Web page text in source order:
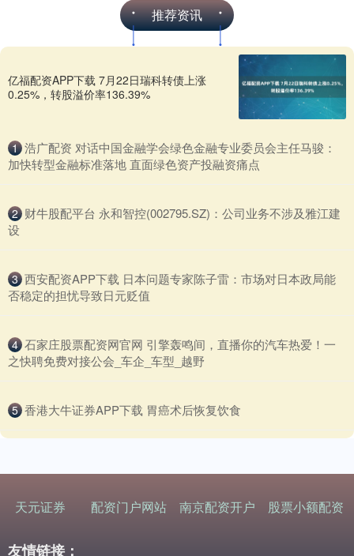
推荐资讯
亿福配资APP下载 7月22日瑞科转债上涨
0.25%，转股溢价率136.39%
1 ​浩广配资 对话中国金融学会绿色金融专业委员会主任马骏：
加快转型金融标准落地 直面绿色资产投融资痛点
2 ​财牛股配平台 永和智控(002795.SZ)：公司业务不涉及雅江建
设
3 ​西安配资APP下载 日本问题专家陈子雷：市场对日本政局能
否稳定的担忧导致日元贬值
4 ​石家庄股票配资网官网 引擎轰鸣间，直播你的汽车热爱！一
之快聘免费对接公会_车企_车型_越野
5 ​香港大牛证券APP下载 胃癌术后恢复饮食
天元证券 配资门户网站 南京配资开户 股票小额配资
友情链接：